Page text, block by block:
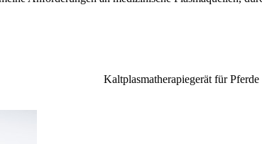
Kaltplasmatherapiegerät für Pferde